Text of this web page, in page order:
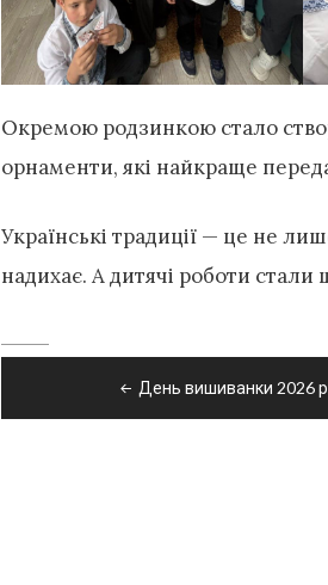
Окремою родзинкою стало
орнаменти, які найкраще
Українські традиції — це не
надихає. А дитячі роботи
День вишиванки 2026